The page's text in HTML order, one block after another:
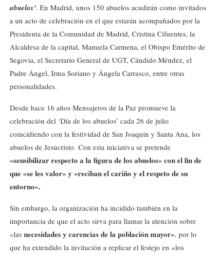
abuelos’. En Madrid, unos 150 abuelos acudirán como invitados
a un acto de celebración en el que estarán acompañados por la
Presidenta de la Comunidad de Madrid, Cristina Cifuentes, la
Alcaldesa de la capital, Manuela Carmena, el Obispo Emérito de
Segovia, el Secretario General de UGT, Cándido Méndez, el
Padre Ángel, Irma Soriano y Ángela Carrasco, entre otras
personalidades.
Desde hace 16 años Mensajeros de la Paz promueve la
celebración del ‘Día de los abuelos’ cada 26 de julio
coincidiendo con la festividad de San Joaquín y Santa Ana, los
abuelos de Jesucristo. Con esta iniciativa se pretende
«sensibilizar respecto a la figura de los abuelos» con el fin de
que «se les valor» y «reciban el cariño y el respeto de su
entorno».
Sin embargo, la organización ha incidido también en la
importancia de que el acto sirva para llamar la atención sobre
«las necesidades y carencias de la población mayor», por lo
que ha extendido la invitación a replicar el festejo en «los